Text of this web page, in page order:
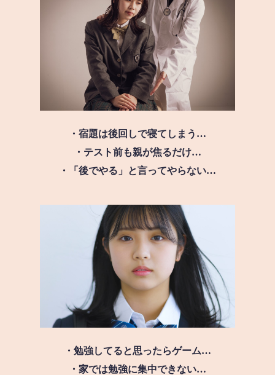
・宿題は後回しで寝てしまう…
・テスト前も親が焦るだけ…
・「後でやる」と言ってやらない…
・勉強してると思ったらゲーム…
・家では勉強に集中できない…